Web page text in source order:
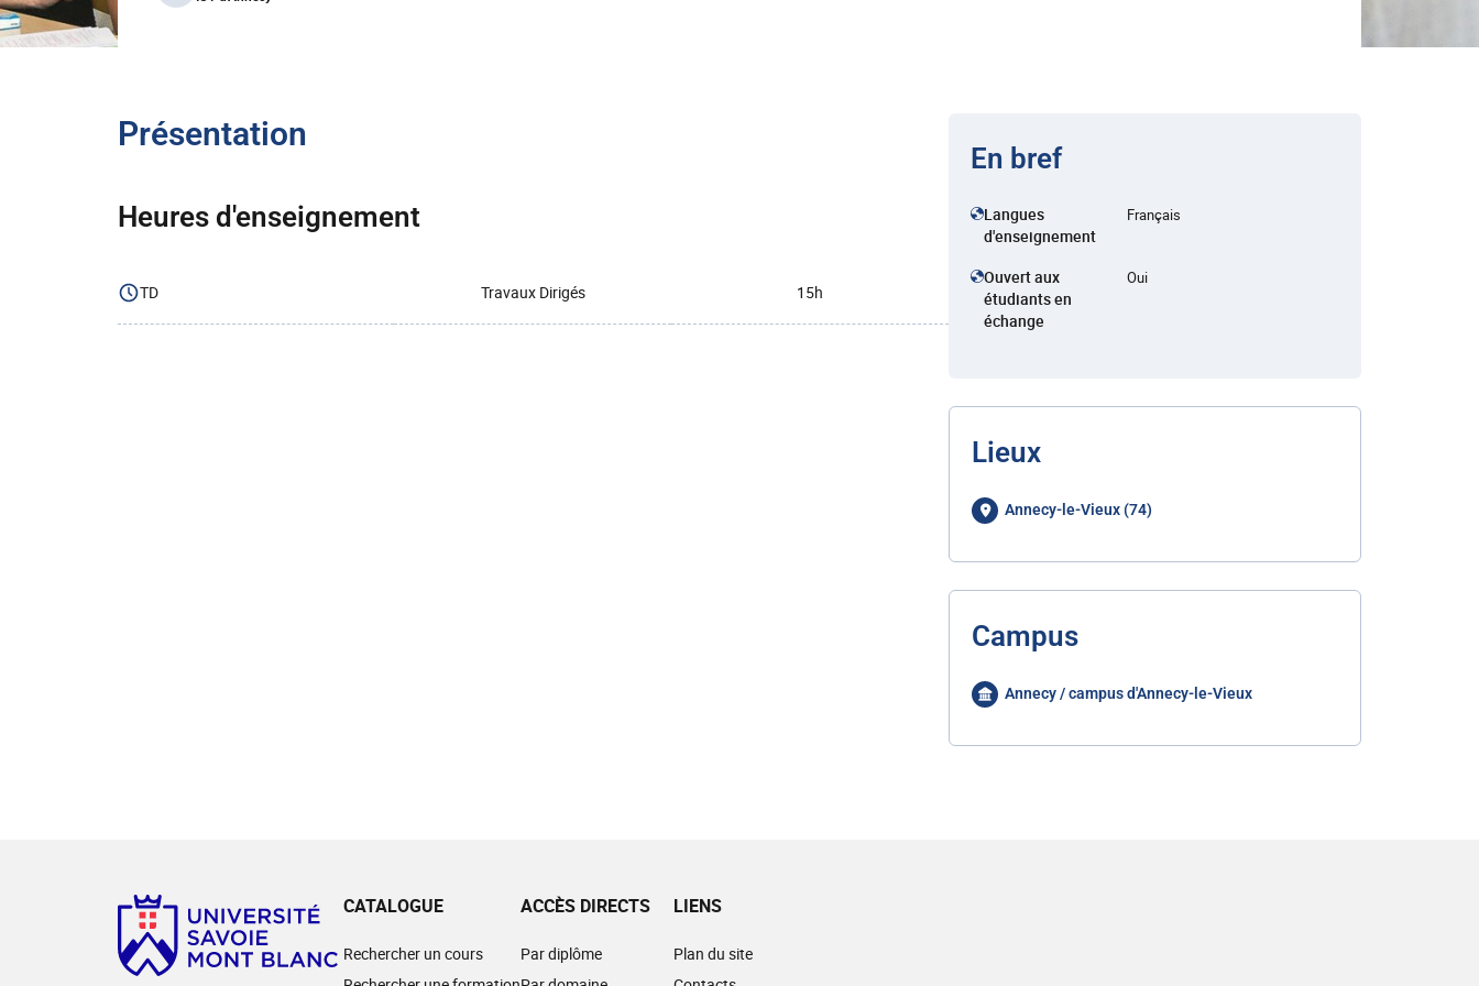
Présentation
Heures d'enseignement
TD Travaux Dirigés 15h
En bref
Langues
d'enseignement
Français
Ouvert aux
étudiants en
échange
Oui
Lieux
Annecy-le-Vieux (74)
Campus
Annecy / campus d'Annecy-le-Vieux
CATALOGUE
Rechercher un cours
ACCÈS DIRECTS
Par diplôme
LIENS
Plan du site